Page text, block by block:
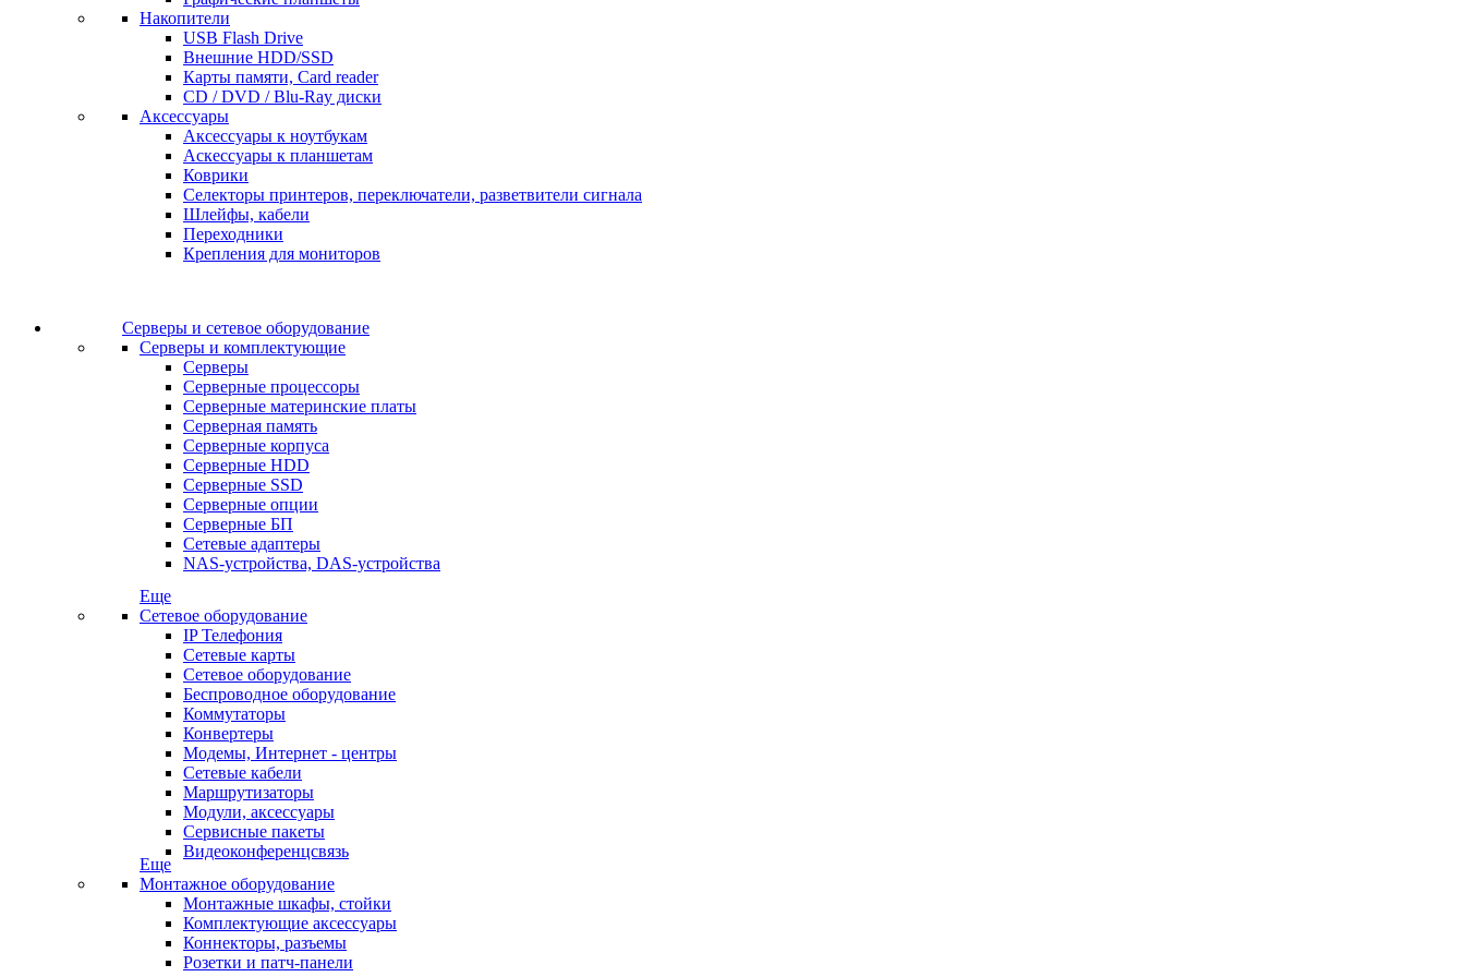
Накопители
USB Flash Drive
Внешние HDD/SSD
Карты памяти, Card reader
CD / DVD / Blu-Ray диски
Аксессуары
Аксессуары к ноутбукам
Аскессуары к планшетам
Коврики
Селекторы принтеров, переключатели, разветвители сигнала
Шлейфы, кабели
Переходники
Крепления для мониторов
Серверы и сетевое оборудование
Серверы и комплектующие
Серверы
Серверные процессоры
Серверные материнские платы
Серверная память
Серверные корпуса
Серверные HDD
Серверные SSD
Серверные опции
Серверные БП
Сетевые адаптеры
NAS-устройства, DAS-устройства
Еще
Сетевое оборудование
IP Телефония
Сетевые карты
Сетевое оборудование
Беспроводное оборудование
Коммутаторы
Конвертеры
Модемы, Интернет - центры
Сетевые кабели
Маршрутизаторы
Модули, аксессуары
Сервисные пакеты
Видеоконференцсвязь
Еще
Монтажное оборудование
Монтажные шкафы, стойки
Комплектующие аксессуары
Коннекторы, разъемы
Розетки и патч-панели